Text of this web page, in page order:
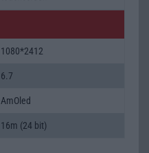
1080*2412
6.7
AmOled
16m (24 bit)